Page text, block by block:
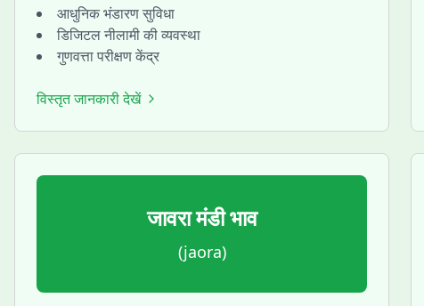
आधुनिक भंडारण सुविधा
डिजिटल नीलामी की व्यवस्था
गुणवत्ता परीक्षण केंद्र
विस्तृत जानकारी देखें
जावरामंडी भाव
(jaora)